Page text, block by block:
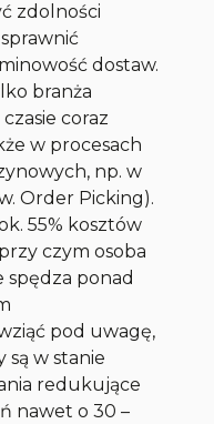
zdolności
dostaw.
branża
coraz
w procesach
np. w
Order Picking).
55% kosztów
czym osoba
spędza ponad
pod uwagę,
w stanie
redukujące
nawet o 30 –